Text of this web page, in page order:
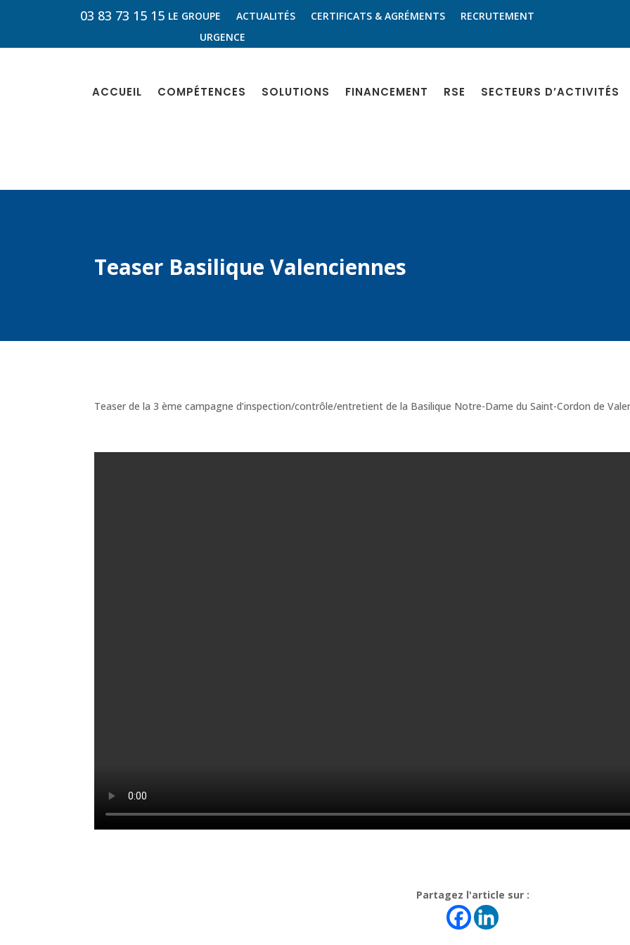
LE GROUPE ACTUALITÉS CERTIFICATS & AGRÉMENTS
RECRUTEMENT
URGENCE
03 83 73 15 15
ACCUEIL COMPÉTENCES SOLUTIONS FINANCEMENT RSE SECTEURS D’ACTIVITÉS
Teaser Basilique Valenciennes
Teaser de la 3 ème campagne d’inspection/contrôle/entretient de la Basilique Notre-Dame du Saint-Cordon de
Partagez l'article sur :